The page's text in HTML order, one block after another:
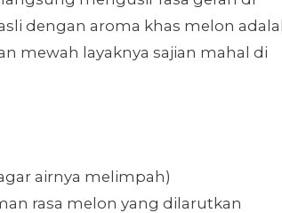
dengan aroma khas melon
mewah layaknya sajian mahal di
airnya melimpah)
rasa melon yang dilarutkan